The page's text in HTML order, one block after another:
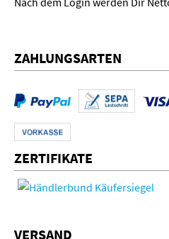
ZAHLUNGSARTEN
ZERTIFIKATE
VERSAND